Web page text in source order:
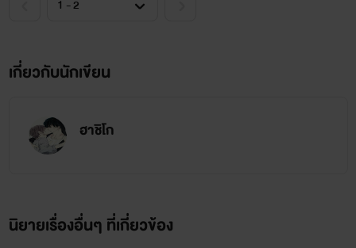
เกี่ยวกับนักเขียน
ฮาชิโก
นิยายเรื่องอื่นๆ ที่เกี่ยวข้อง